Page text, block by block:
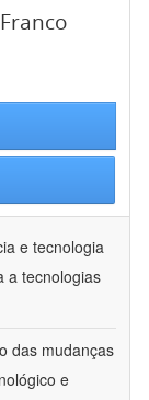
e tecnologia
a tecnologias
das mudanças
e